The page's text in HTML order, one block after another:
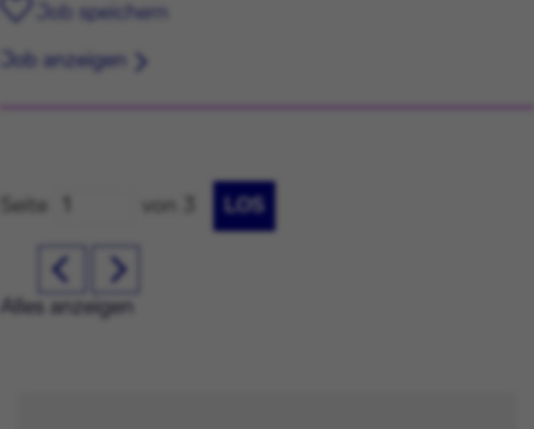
Job speichern
Job anzeigen
Seite LOS
Alles anzeigen